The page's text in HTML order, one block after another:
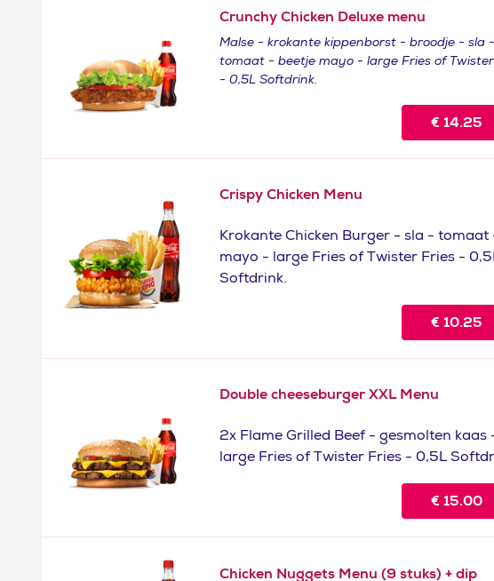
Crunchy Chicken Deluxe menu
Malse - krokante kippenborst - broodje - sla -
tomaat - beetje mayo - large Fries of Twister
- 0,5L Softdrink.
€14.25
Crispy Chicken Menu
Krokante Chicken Burger - sla - tomaat
mayo - large Fries of Twister Fries -
Softdrink.
€10.25
Double cheeseburger XXL Menu
2x Flame Grilled Beef - gesmolten kaas
large Fries of Twister Fries - 0,5L
€15.00
Chicken Nuggets Menu (9 stuks) + dip